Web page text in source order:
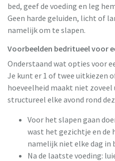
bed, geef de voeding en leg
Geen harde geluiden, licht of
namelijk om te slapen.
Voorbeelden bedritueel voor
Onderstaand wat opties voor
Je kunt er 1 of twee uitkiezen
hoeveelheid maakt niet
structureel elke avond rond
Voor het slapen gaan
wast het gezichtje en de
namelijk niet elke dag in
Na de laatste voeding: